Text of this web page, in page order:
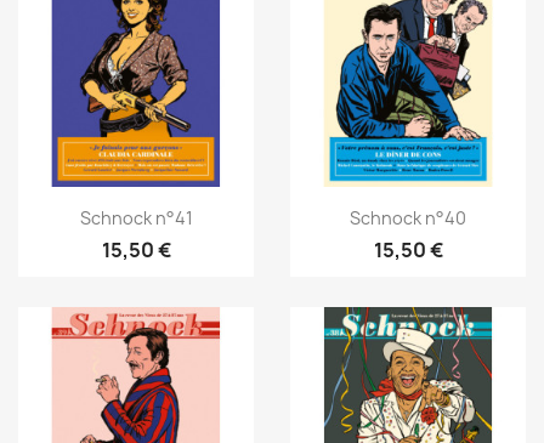
Schnock n°41
15,50 €
Schnock n°40
15,50 €